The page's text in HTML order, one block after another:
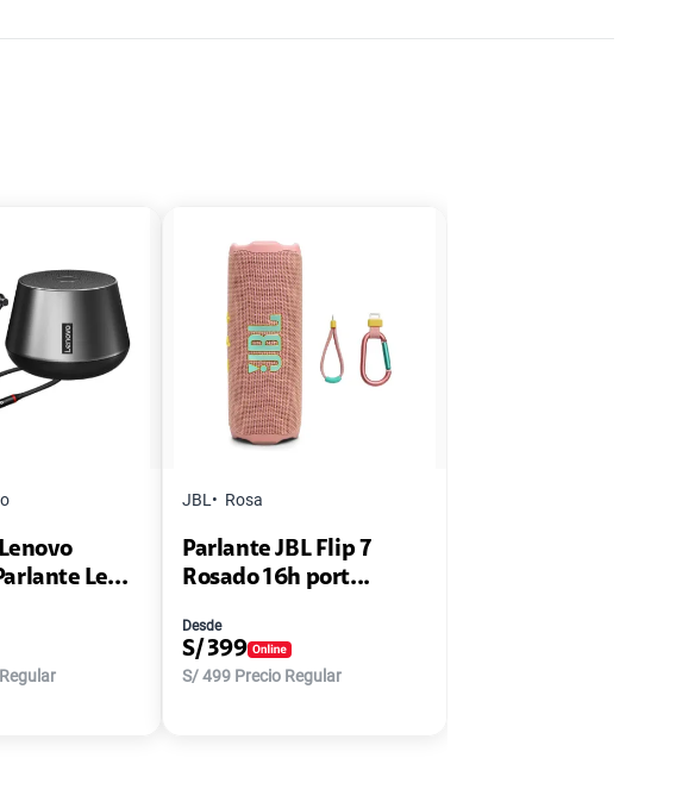
Le...
JBL Rosa
Parlante JBL Flip 7
Rosado 16h port...
Desde
S/ 399
S/499 Precio Regular